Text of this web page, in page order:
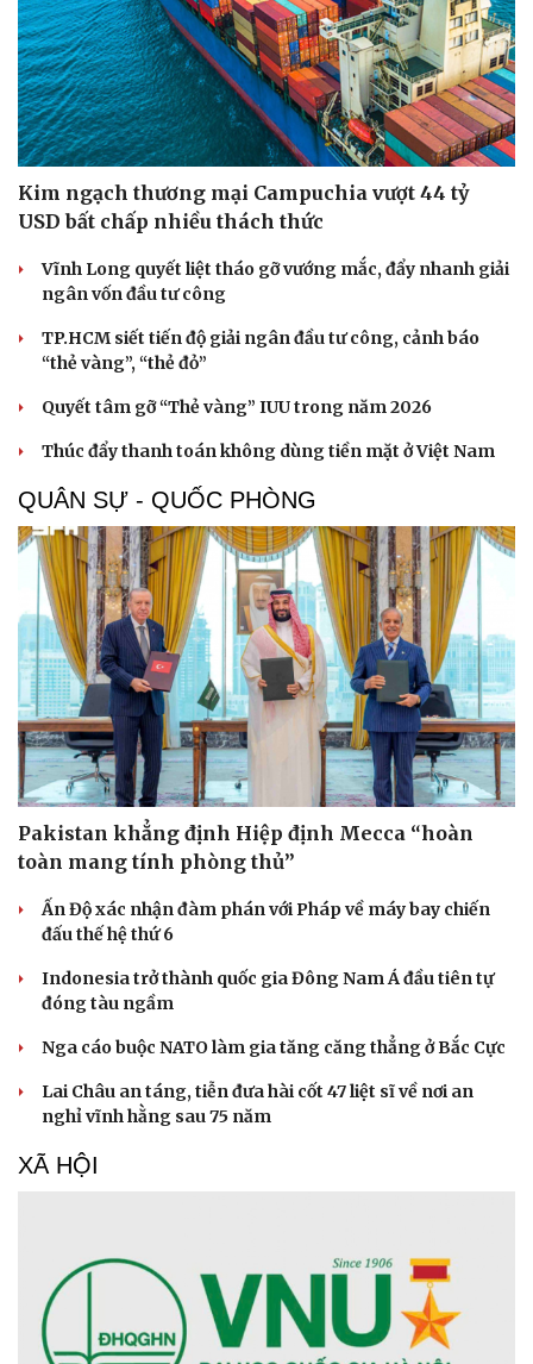
Dinh dưỡng - món ngon
Cây thuốc
Sản phụ khoa
Nhi khoa
Làm đẹp - giảm cân
Ăn sạch sống khỏe
Nhà đẹp
Tình yêu - Gia đình
Kim ngạch thương mại Campuchia vượt 44 tỷ
USD bất chấp nhiều thách thức
Vĩnh Long quyết liệt tháo gỡ vướng mắc, đẩy nhanh giải
ngân vốn đầu tư công
TP.HCM siết tiến độ giải ngân đầu tư công, cảnh báo
“thẻ vàng”, “thẻ đỏ”
Quyết tâm gỡ “Thẻ vàng” IUU trong năm 2026
Thúc đẩy thanh toán không dùng tiền mặt ở Việt Nam
QUÂN SỰ - QUỐC PHÒNG
Pakistan khẳng định Hiệp định Mecca “hoàn
toàn mang tính phòng thủ”
Ấn Độ xác nhận đàm phán với Pháp về máy bay chiến
đấu thế hệ thứ 6
Indonesia trở thành quốc gia Đông Nam Á đầu tiên tự
đóng tàu ngầm
Nga cáo buộc NATO làm gia tăng căng thẳng ở Bắc Cực
Lai Châu an táng, tiễn đưa hài cốt 47 liệt sĩ về nơi an
nghỉ vĩnh hằng sau 75 năm
XÃ HỘI